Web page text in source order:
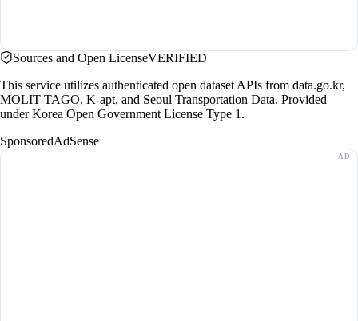
Sources and Open LicenseVERIFIED
This service utilizes authenticated open dataset APIs from data.go.kr,
MOLIT TAGO, K-apt, and Seoul Transportation Data. Provided
under Korea Open Government License Type 1.
SponsoredAdSense